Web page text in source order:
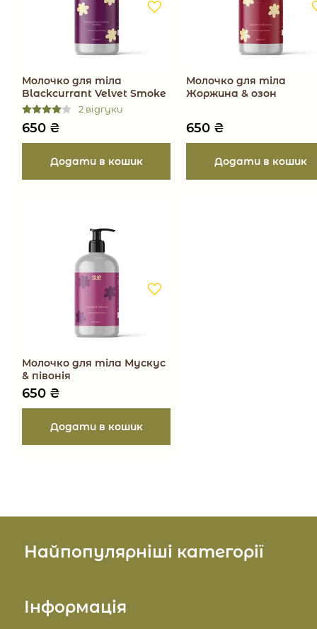
Молочко для тіла
Blackcurrant Velvet Smoke
2 відгуки
650 ₴
Молочко для тіла
Жоржина & озон
650 ₴
Молочко для тіла Мускус
& півонія
650 ₴
Найпопулярніші категорії
Інформація